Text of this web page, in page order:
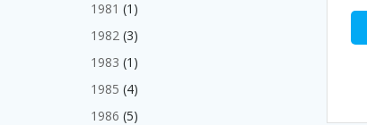
1981 1 1
1982 33
1983 1 1
1985 44
1986 55